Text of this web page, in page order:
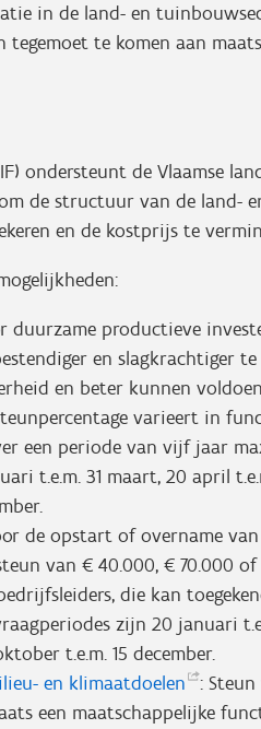
in de land- en
tegemoet te komen aan
ondersteunt de Vlaamse
de structuur van de land-
en de kostprijs te
duurzame productieve
en slagkrachtiger te
en beter kunnen
varieert in
een periode van vijf jaar
t.e.m. 31 maart, 20 april
de opstart of overname
van € 40.000, € 70.000
die kan
zijn 20 januari
t.e.m. 15 december.
en klimaatdoelen
:
een maatschappelijke